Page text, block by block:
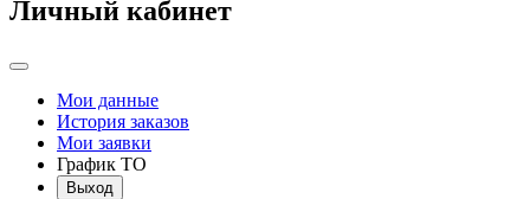
Личный кабинет
Мои данные
История заказов
Мои заявки
График ТО
Выход